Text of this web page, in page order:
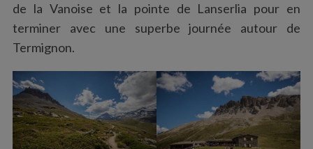
de la Vanoise et la pointe de Lanserlia pour en
terminer avec une superbe journée autour de
Termignon.